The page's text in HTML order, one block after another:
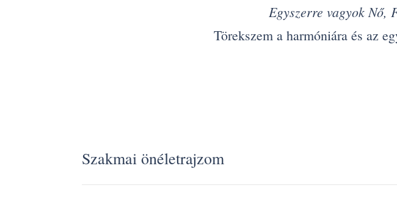
Egyszerre vagyok Nő,
Törekszem a harmóniára és az
Szakmai önéletrajzom